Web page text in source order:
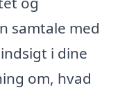
samtale med
i dine
om, hvad